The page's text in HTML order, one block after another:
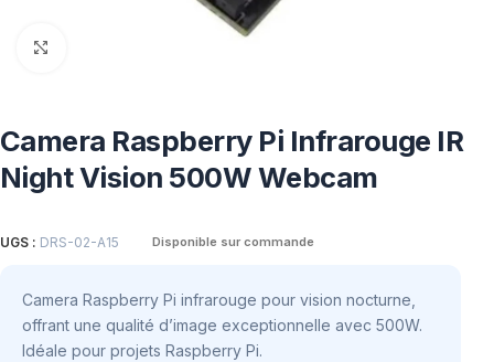
Camera Raspberry Pi Infrarouge IR
Night Vision 500W Webcam
UGS : DRS-02-A15 Disponible sur commande
Camera Raspberry Pi infrarouge pour vision nocturne,
offrant une qualité d’image exceptionnelle avec 500W.
Idéale pour projets Raspberry Pi.